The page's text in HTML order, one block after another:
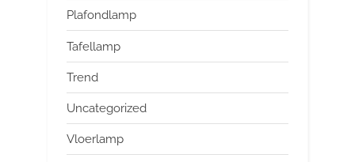
Plafondlamp
Tafellamp
Trend
Uncategorized
Vloerlamp